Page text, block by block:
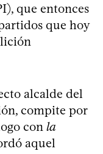
que entonces
que hoy
alcalde del
compite por
con la
aquel